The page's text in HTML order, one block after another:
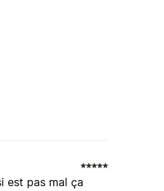
est pas mal ça